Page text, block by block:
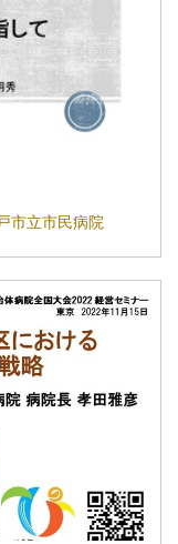
市立市民病院